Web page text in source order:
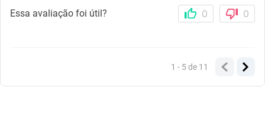
Essa avaliação foi útil?
0 0
1 - 5de 11